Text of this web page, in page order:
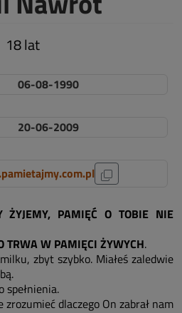
18 lat
06-08-1990
20-06-2009
PAMIĘĆ O TOBIE NIE
TRWA W PAMIĘCI ŻYWYCH.
zbyt szybko. Miałeś zaledwie
spełnienia.
dlaczego On zabrał nam